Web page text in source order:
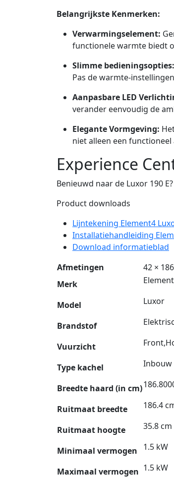
Belangrijkste Kenmerken:
Verwarmingselement:
functionele warmte biedt
Slimme bedieningsopties:
Pas de warmte-
Aanpasbare LED
verander eenvoudig de
Elegante Vormgeving:
niet alleen een
Experience
Benieuwd naar de Luxor 190
Product downloads
Lijntekening Element4
Installatiehandleiding
Download informatieblad
Afmetingen
42 ×
Merk
Model Luxor
Brandstof
Vuurzicht
Type kachel Inbouw
Breedte haard (in cm)
Ruitmaat breedte 186.4
Ruitmaat hoogte 35.8 cm
Minimaal vermogen 1.5 kW
Maximaal vermogen 1.5 kW